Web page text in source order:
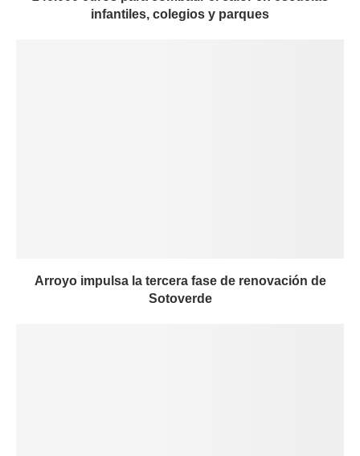
infantiles, colegios y parques
Arroyo impulsa la tercera fase de renovación de
Sotoverde